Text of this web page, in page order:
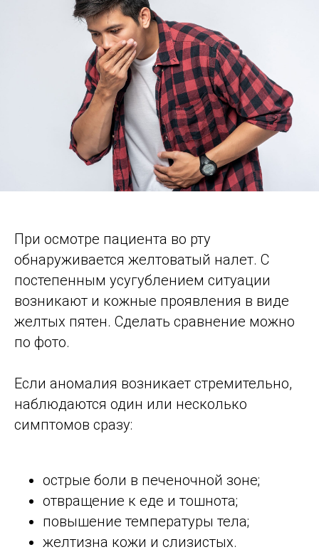
При осмотре пациента во рту
обнаруживается желтоватый налет. С
постепенным усугублением ситуации
возникают и кожные проявления в виде
желтых пятен. Сделать сравнение можно
по фото.
Если аномалия возникает стремительно,
наблюдаются один или несколько
симптомов сразу:
острые боли в печеночной зоне;
отвращение к еде и тошнота;
повышение температуры тела;
желтизна кожи и слизистых.